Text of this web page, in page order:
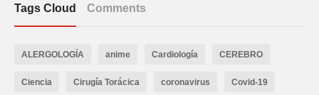
Tags Cloud Comments
ALERGOLOGÍA anime Cardiología CEREBRO
Ciencia Cirugía Torácica coronavirus Covid-19